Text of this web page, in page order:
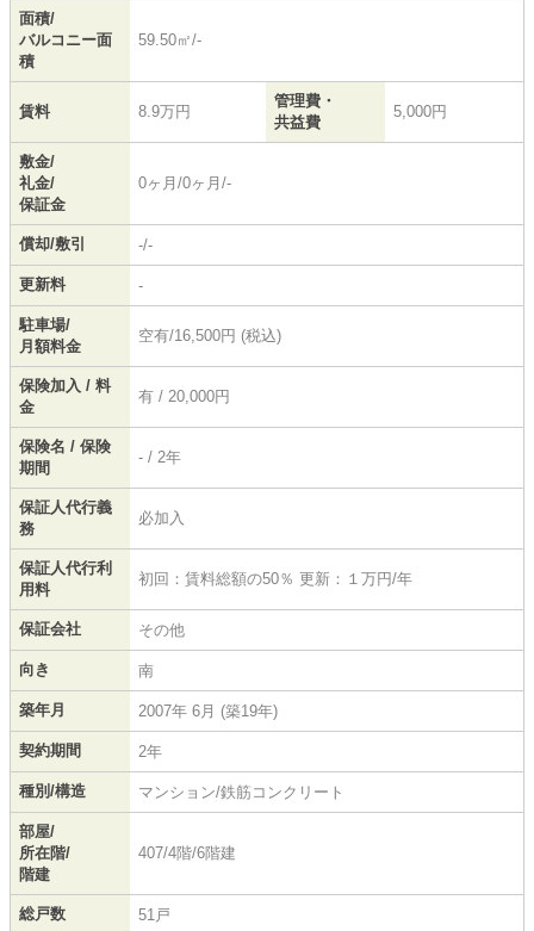
面積/
バルコニー面
積
59.50㎡/-
賃料 8.9万円
管理費・
共益費
5,000円
敷金/
礼金/
保証金
0ヶ月/0ヶ月/-
償却/敷引 -/-
更新料 -
駐車場/
月額料金
空有/16,500円 (税込)
保険加入 / 料
金
有 / 20,000円
保険名 / 保険
期間
- / 2年
保証人代行義
務
必加入
保証人代行利
用料
初回：賃料総額の50％ 更新：１万円/年
保証会社 その他
向き 南
築年月 2007年 6月 (築19年)
契約期間 2年
種別/構造 マンション/鉄筋コンクリート
部屋/
所在階/
階建
407/4階/6階建
総戸数 51戸